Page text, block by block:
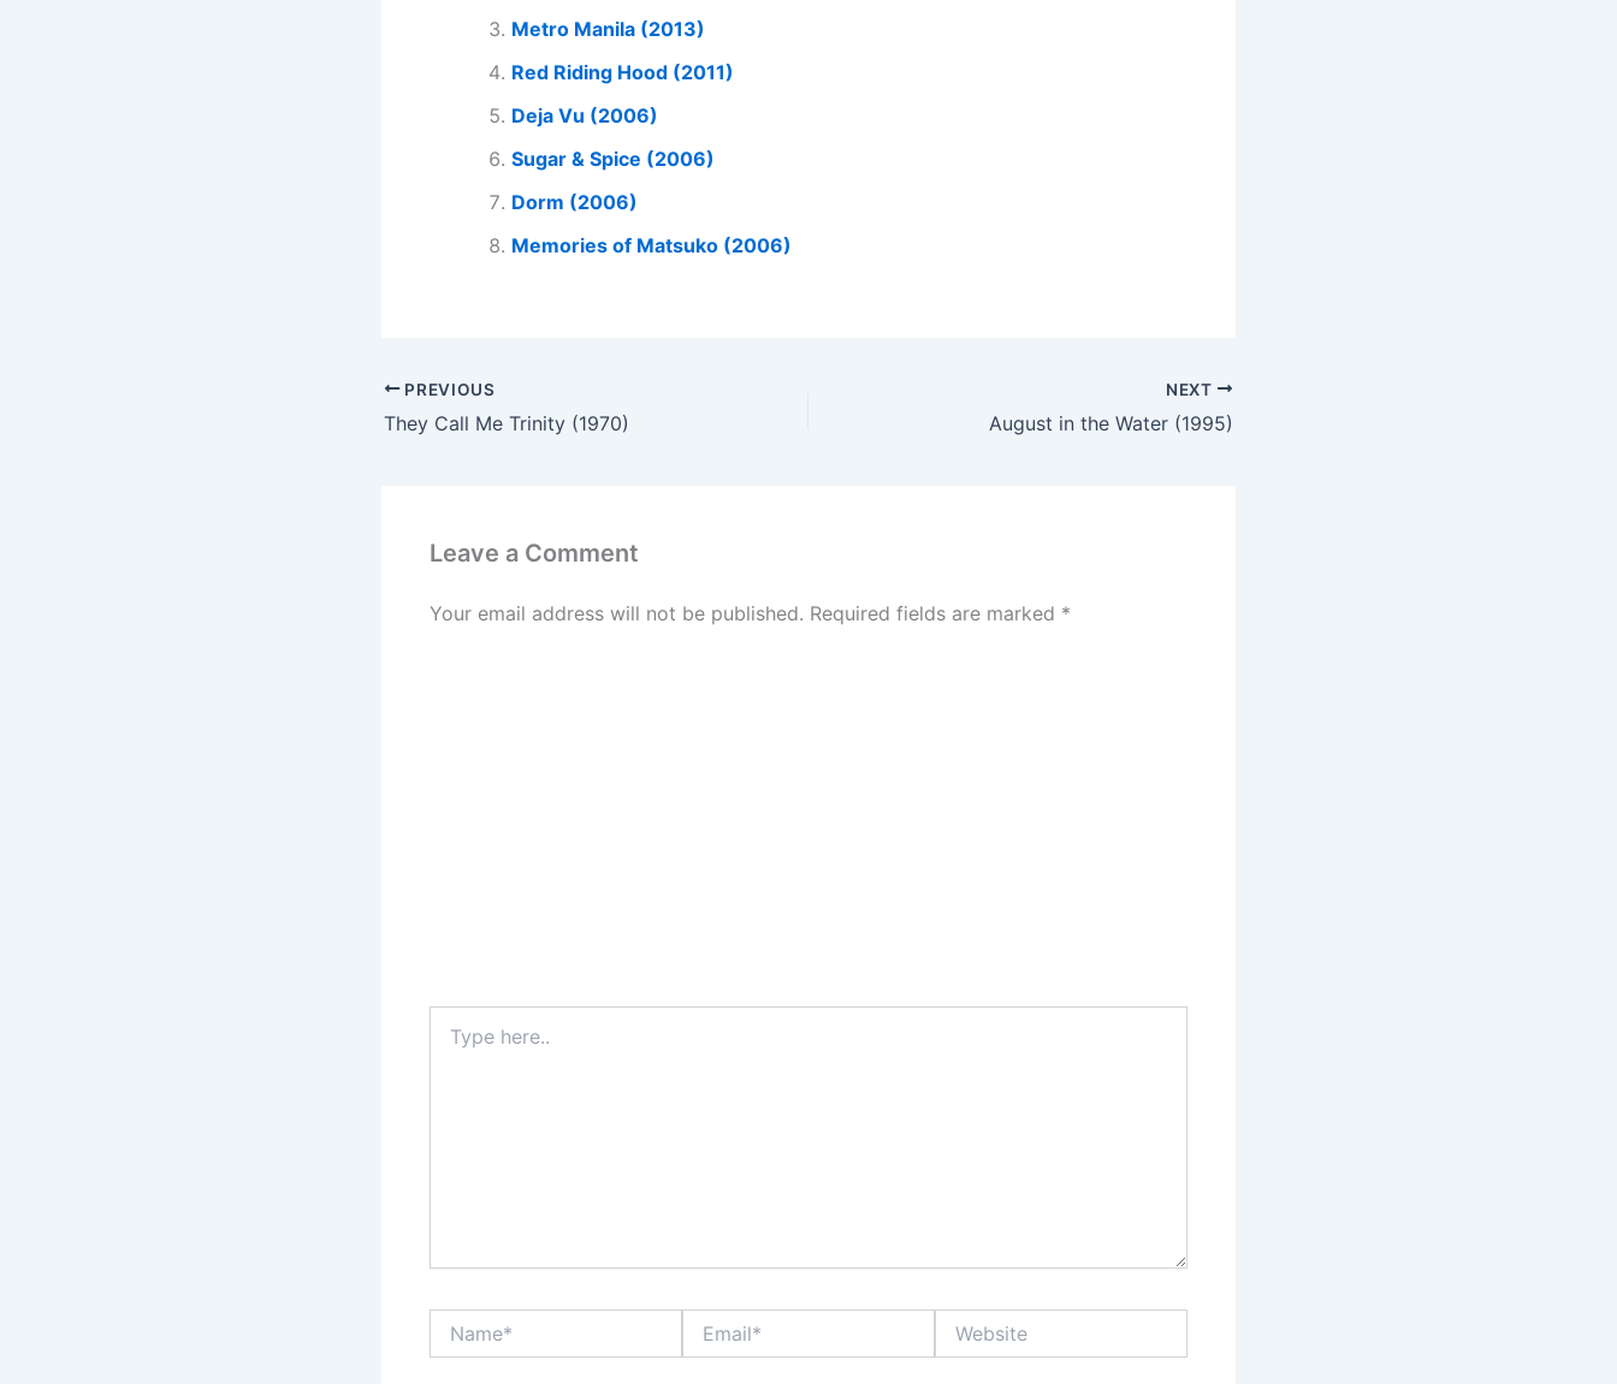
Metro Manila (2013)
Red Riding Hood (2011)
Deja Vu (2006)
Sugar & Spice (2006)
Dorm (2006)
Memories of Matsuko (2006)
PREVIOUS
They Call Me Trinity (1970)
NEXT
August in the Water (1995)
Leave a Comment
Your email address will not be published. Required fields are marked *
here..